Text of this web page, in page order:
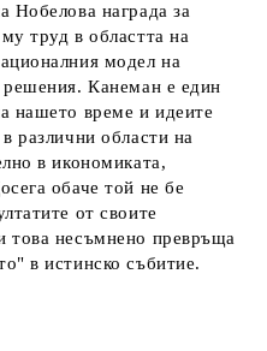
Нобелова награда за
труд в областта на
модел на
решения. Канеман е един
нашето време и идеите
различни области на
в икономиката,
обаче той не бе
от своите
това несъмнено превръща
в истинско събитие.